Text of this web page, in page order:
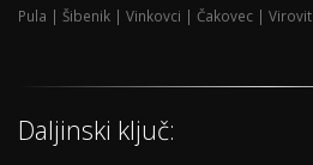
Pula | Šibenik | Vinkovci | Čakovec |
Daljinski ključ: